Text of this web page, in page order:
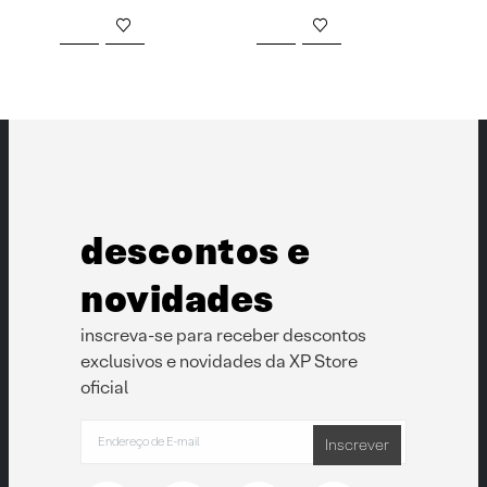
descontos e
novidades
inscreva-se para receber descontos
exclusivos e novidades da XP Store
oficial
Inscrever